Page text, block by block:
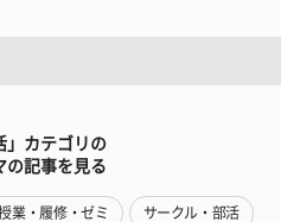
」カテゴリの
の記事を見る
業・履修・ゼミ サークル・部活